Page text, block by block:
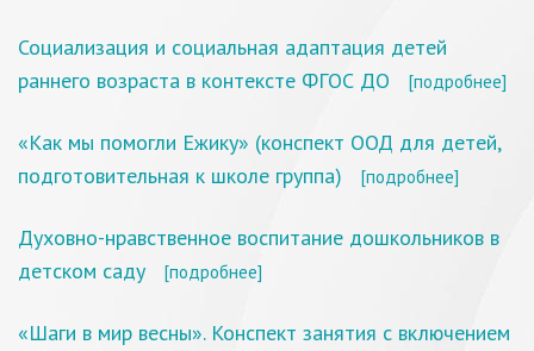
Социализация и социальная адаптация детей
раннего возраста в контексте ФГОС ДО
[подробнее]
«Как мы помогли Ежику» (конспект ООД для детей,
подготовительная к школе группа)
[подробнее]
Духовно-нравственное воспитание дошкольников в
детском саду
[подробнее]
«Шаги в мир весны». Конспект занятия с включением